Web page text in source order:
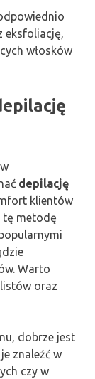
eksfoliację,
włosków
depilację
klientów
tę metodę
Warto
oraz
dobrze jest
znaleźć w
czy w